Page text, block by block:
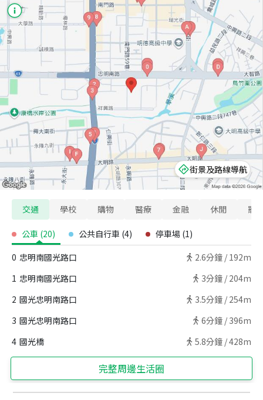
街景及路線導航
交通 學校 購物 醫療 金融 休閒 寵
公車 (20) 公共自行車 (4) 停車場 (1)
0 忠明南國光路口 2.6分鐘 / 192m
1 忠明南國光路口 3分鐘 / 204m
2 國光忠明南路口 3.5分鐘 / 254m
3 國光忠明南路口 6分鐘 / 396m
4 國光橋 5.8分鐘 /428m
完整周邊生活圈